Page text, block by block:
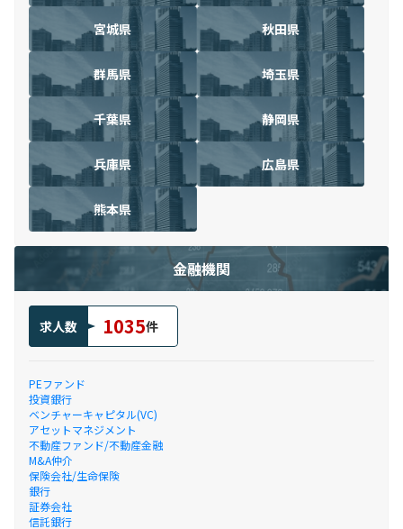
宮城県 秋田県
群馬県 埼玉県
千葉県 静岡県
兵庫県 広島県
熊本県
金融機関
求人数 1035件
PEファンド
投資銀行
ベンチャーキャピタル(VC)
アセットマネジメント
不動産ファンド/不動産金融
M&A仲介
保険会社/生命保険
銀行
証券会社
信託銀行